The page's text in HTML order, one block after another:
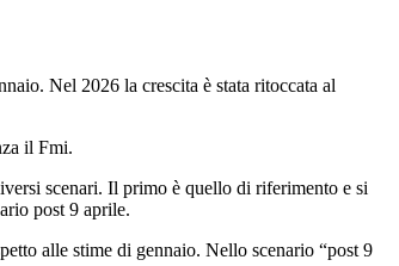
Nel 2026 la crescita è stata ritoccata al
il Fmi.
scenari. Il primo è quello di riferimento e si
post 9 aprile.
alle stime di gennaio. Nello scenario “post 9